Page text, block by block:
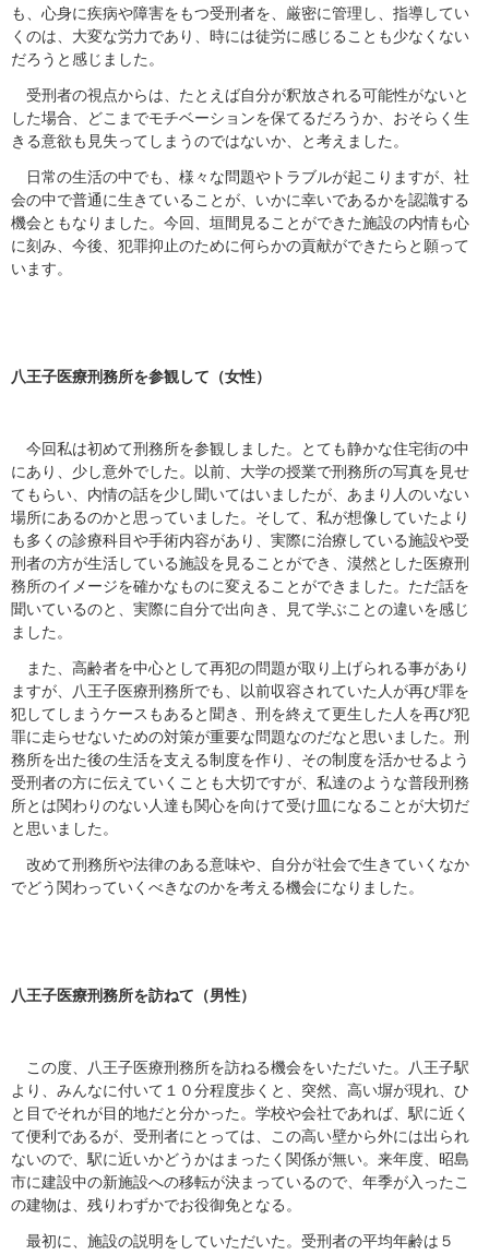
も、心身に疾病や障害をもつ受刑者を、厳密に管理し、指導してい
くのは、大変な労力であり、時には徒労に感じることも少なくない
だろうと感じました。
受刑者の視点からは、たとえば自分が釈放される可能性がないと
した場合、どこまでモチベーションを保てるだろうか、おそらく生
きる意欲も見失ってしまうのではないか、と考えました。
日常の生活の中でも、様々な問題やトラブルが起こりますが、社
会の中で普通に生きていることが、いかに幸いであるかを認識する
機会ともなりました。今回、垣間見ることができた施設の内情も心
に刻み、今後、犯罪抑止のために何らかの貢献ができたらと願って
います。
八王子医療刑務所を参観して（女性）
今回私は初めて刑務所を参観しました。とても静かな住宅街の中
にあり、少し意外でした。以前、大学の授業で刑務所の写真を見せ
てもらい、内情の話を少し聞いてはいましたが、あまり人のいない
場所にあるのかと思っていました。そして、私が想像していたより
も多くの診療科目や手術内容があり、実際に治療している施設や受
刑者の方が生活している施設を見ることができ、漠然とした医療刑
務所のイメージを確かなものに変えることができました。ただ話を
聞いているのと、実際に自分で出向き、見て学ぶことの違いを感じ
ました。
また、高齢者を中心として再犯の問題が取り上げられる事があり
ますが、八王子医療刑務所でも、以前収容されていた人が再び罪を
犯してしまうケースもあると聞き、刑を終えて更生した人を再び犯
罪に走らせないための対策が重要な問題なのだなと思いました。刑
務所を出た後の生活を支える制度を作り、その制度を活かせるよう
受刑者の方に伝えていくことも大切ですが、私達のような普段刑務
所とは関わりのない人達も関心を向けて受け皿になることが大切だ
と思いました。
改めて刑務所や法律のある意味や、自分が社会で生きていくなか
でどう関わっていくべきなのかを考える機会になりました。
八王子医療刑務所を訪ねて（男性）
この度、八王子医療刑務所を訪ねる機会をいただいた。八王子駅
より、みんなに付いて１０分程度歩くと、突然、高い塀が現れ、ひ
と目でそれが目的地だと分かった。学校や会社であれば、駅に近く
て便利であるが、受刑者にとっては、この高い壁から外には出られ
ないので、駅に近いかどうかはまったく関係が無い。来年度、昭島
市に建設中の新施設への移転が決まっているので、年季が入ったこ
の建物は、残りわずかでお役御免となる。
最初に、施設の説明をしていただいた。受刑者の平均年齢は５